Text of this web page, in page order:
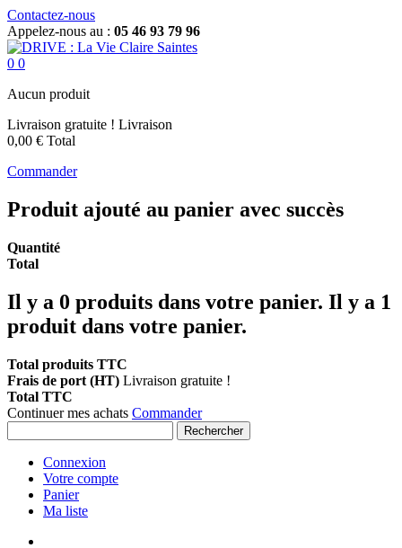
Contactez-nous
Appelez-nous au : 05 46 93 79 96
0 0
Aucun produit
Livraison gratuite ! Livraison
0,00 € Total
Commander
Produit ajouté au panier avec succès
Quantité
Total
Il y a 0 produits dans votre panier. Il y a 1
produit dans votre panier.
Total produits TTC
Frais de port (HT) Livraison gratuite !
Total TTC
Continuer mes achats Commander
Rechercher
Connexion
Votre compte
Panier
Ma liste